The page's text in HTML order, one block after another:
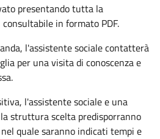
presentando tutta la
in formato PDF.
l'assistente sociale contatterà
per una visita di conoscenza e
l'assistente sociale e una
struttura scelta predisporranno
quale saranno indicati tempi e